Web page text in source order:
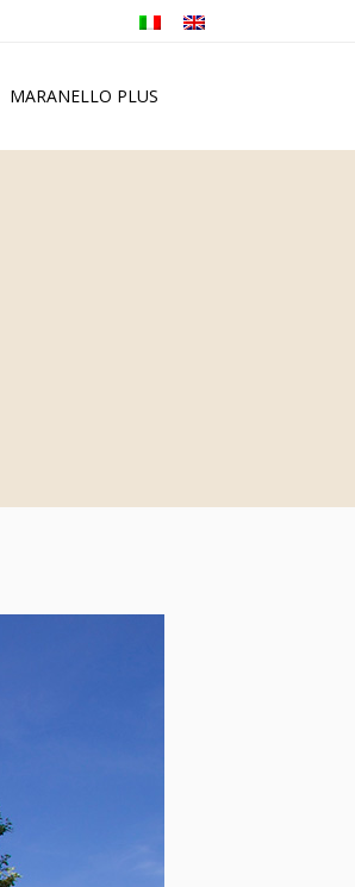
MARANELLO PLUS